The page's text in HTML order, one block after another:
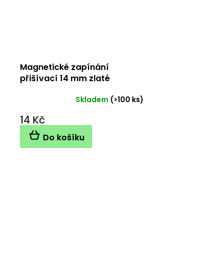
Magnetické zapínání
přišívací 14 mm zlaté
Skladem (>100 ks)
14 Kč
Do košíku